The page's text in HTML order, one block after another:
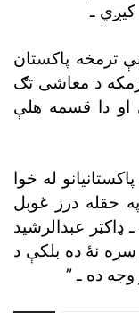
ـ
ترمخه پاکستان
د معاشى تګ
او دا قسمه هلې
له خوا
حقله درز غوبل
عبدالرشيد
نۀ ده بلکې د
ده ـ ”